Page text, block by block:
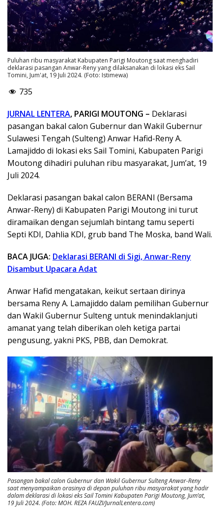
Puluhan ribu masyarakat Kabupaten Parigi Moutong saat menghadiri
deklarasi pasangan Anwar-Reny yang dilaksanakan di lokasi eks Sail
Tomini, Jum'at, 19 Juli 2024. (Foto: Istimewa)
735
JURNAL LENTERA, PARIGI MOUTONG – Deklarasi
pasangan bakal calon Gubernur dan Wakil Gubernur
Sulawesi Tengah (Sulteng) Anwar Hafid-Reny A.
Lamajiddo di lokasi eks Sail Tomini, Kabupaten Parigi
Moutong dihadiri puluhan ribu masyarakat, Jum’at, 19
Juli 2024.
Deklarasi pasangan bakal calon BERANI (Bersama
Anwar-Reny) di Kabupaten Parigi Moutong ini turut
diramaikan dengan sejumlah bintang tamu seperti
Septi KDI, Dahlia KDI, grub band The Moska, band Wali.
BACA JUGA: Deklarasi BERANI di Sigi, Anwar-Reny
Disambut Upacara Adat
Anwar Hafid mengatakan, keikut sertaan dirinya
bersama Reny A. Lamajiddo dalam pemilihan Gubernur
dan Wakil Gubernur Sulteng untuk menindaklanjuti
amanat yang telah diberikan oleh ketiga partai
pengusung, yakni PKS, PBB, dan Demokrat.
Pasangan bakal calon Gubernur dan Wakil Gubernur Sulteng Anwar-Reny
saat menyampaikan orasinya di depan puluhan ribu masyarakat yang hadir
dalam deklarasi di lokasi eks Sail Tomini Kabupaten Parigi Moutong, Jum’at,
19 Juli 2024. (Foto: MOH. REZA FAUZI/JurnalLentera.com)